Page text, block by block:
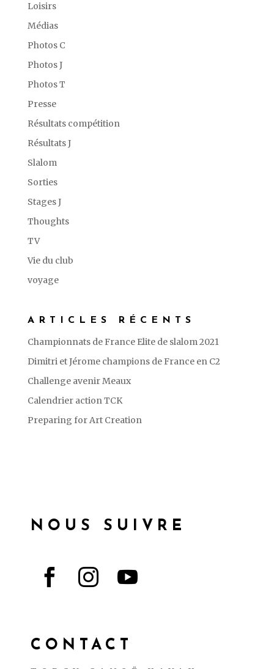
Loisirs
Médias
Photos C
Photos J
Photos T
Presse
Résultats compétition
Résultats J
Slalom
Sorties
Stages J
Thoughts
TV
Vie du club
voyage
ARTICLES RÉCENTS
Championnats de France Elite de slalom 2021
Dimitri et Jérome champions de France en C2
Challenge avenir Meaux
Calendrier action TCK
Preparing for Art Creation
NOUS SUIVRE
  
CONTACT